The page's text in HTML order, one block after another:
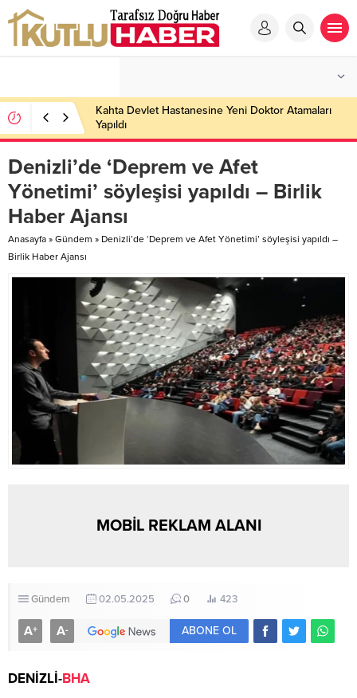
Kahta Devlet Hastanesine Yeni Doktor Atamaları
Yapıldı
Denizli’de ‘Deprem ve Afet
Yönetimi’ söyleşisi yapıldı – Birlik
Haber Ajansı
Anasayfa » Gündem » Denizli’de ‘Deprem ve Afet Yönetimi’ söyleşisi yapıldı –
Birlik Haber Ajansı
MOBİL REKLAM ALANI
Gündem 02.05.2025 0 423
A+ A- ABONE OL
DENİZLİ-BHA